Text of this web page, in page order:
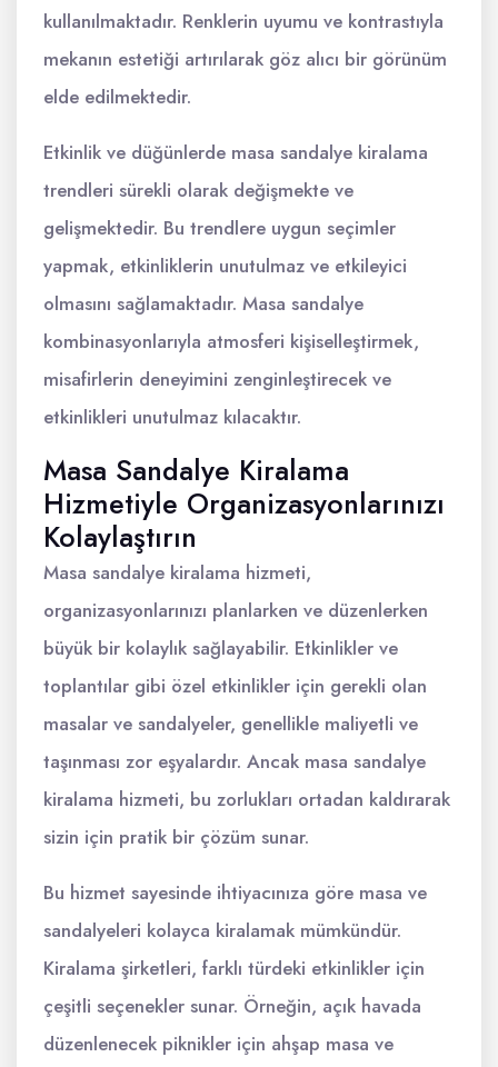
kullanılmaktadır. Renklerin uyumu ve kontrastıyla
mekanın estetiği artırılarak göz alıcı bir görünüm
elde edilmektedir.
Etkinlik ve düğünlerde masa sandalye kiralama
trendleri sürekli olarak değişmekte ve
gelişmektedir. Bu trendlere uygun seçimler
yapmak, etkinliklerin unutulmaz ve etkileyici
olmasını sağlamaktadır. Masa sandalye
kombinasyonlarıyla atmosferi kişiselleştirmek,
misafirlerin deneyimini zenginleştirecek ve
etkinlikleri unutulmaz kılacaktır.
Masa Sandalye Kiralama
Hizmetiyle Organizasyonlarınızı
Kolaylaştırın
Masa sandalye kiralama hizmeti,
organizasyonlarınızı planlarken ve düzenlerken
büyük bir kolaylık sağlayabilir. Etkinlikler ve
toplantılar gibi özel etkinlikler için gerekli olan
masalar ve sandalyeler, genellikle maliyetli ve
taşınması zor eşyalardır. Ancak masa sandalye
kiralama hizmeti, bu zorlukları ortadan kaldırarak
sizin için pratik bir çözüm sunar.
Bu hizmet sayesinde ihtiyacınıza göre masa ve
sandalyeleri kolayca kiralamak mümkündür.
Kiralama şirketleri, farklı türdeki etkinlikler için
çeşitli seçenekler sunar. Örneğin, açık havada
düzenlenecek piknikler için ahşap masa ve